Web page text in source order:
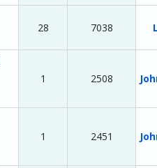
28 7038
1 2508
1 2451